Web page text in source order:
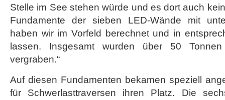
Stelle im See stehen würde und es dort auch
Fundamente der sieben LED-Wände mit
haben wir im Vorfeld berechnet und in
lassen. Insgesamt wurden über 50
vergraben.“
Auf diesen Fundamenten bekamen speziell
für Schwerlasttraversen ihren Platz. Die